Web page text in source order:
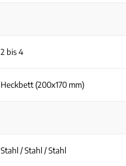
2 bis 4
Heckbett (200x170 mm)
Stahl / Stahl / Stahl